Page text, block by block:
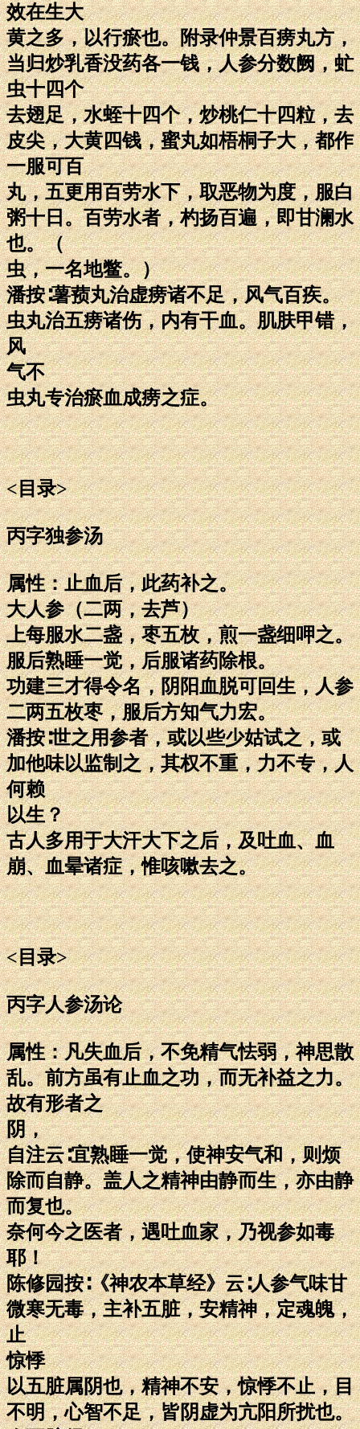
效在生大
黄之多，以行瘀也。附录仲景百痨丸方，
当归炒乳香没药各一钱，人参分数阙，虻
虫十四个
去翅足，水蛭十四个，炒桃仁十四粒，去
皮尖，大黄四钱，蜜丸如梧桐子大，都作
一服可百
丸，五更用百劳水下，取恶物为度，服白
粥十日。百劳水者，杓扬百遍，即甘澜水
也。（
虫，一名地鳖。）
潘按∶薯蓣丸治虚痨诸不足，风气百疾。
虫丸治五痨诸伤，内有干血。肌肤甲错，
风
气不
虫丸专治瘀血成痨之症。
<目录>
丙字独参汤
属性：止血后，此药补之。
大人参（二两，去芦）
上每服水二盏，枣五枚，煎一盏细呷之。
服后熟睡一觉，后服诸药除根。
功建三才得令名，阴阳血脱可回生，人参
二两五枚枣，服后方知气力宏。
潘按∶世之用参者，或以些少姑试之，或
加他味以监制之，其权不重，力不专，人
何赖
以生？
古人多用于大汗大下之后，及吐血、血
崩、血晕诸症，惟咳嗽去之。
<目录>
丙字人参汤论
属性：凡失血后，不免精气怯弱，神思散
乱。前方虽有止血之功，而无补益之力。
故有形者之
阴，
自注云∶宜熟睡一觉，使神安气和，则烦
除而自静。盖人之精神由静而生，亦由静
而复也。
奈何今之医者，遇吐血家，乃视参如毒
耶！
陈修园按∶《神农本草经》云∶人参气味甘
微寒无毒，主补五脏，安精神，定魂魄，
止
惊悸
以五脏属阴也，精神不安，惊悸不止，目
不明，心智不足，皆阴虚为亢阳所扰也。